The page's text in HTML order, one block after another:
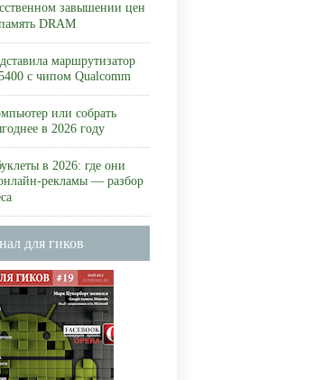
завышении цен
DRAM
маршрутизатор
с чипом Qualcomm
или собрать
в 2026 году
в 2026: где они
рекламы — разбор
для гиков